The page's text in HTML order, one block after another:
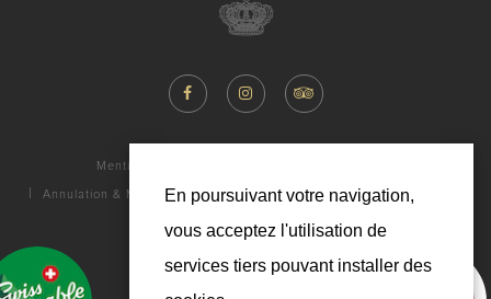
Mentions légales
Annulation & Modification FAQ Galerie Contact
En poursuivant votre navigation,
vous acceptez l'utilisation de
services tiers pouvant installer des